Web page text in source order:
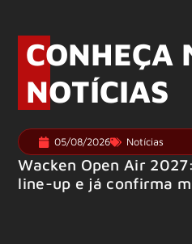
CONHEÇA
NOTÍCIAS
05/08/2026 Notícias
Wacken Open Air
line-up e já confirma